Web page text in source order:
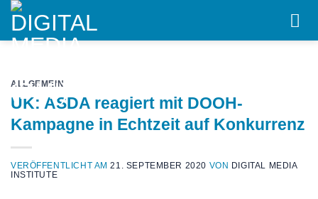
Skip
content
ALLGEMEIN
UK: ASDA reagiert mit DOOH-
Kampagne in Echtzeit auf Konkurrenz
VERÖFFENTLICHT AM21. SEPTEMBER 2020 VON DIGITAL MEDIA
INSTITUTE